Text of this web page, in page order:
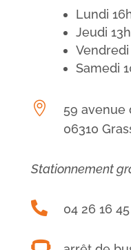
Lundi
Jeudi
Vendredi
Samedi

59 avenue
06310
Stationnement
 04 26 16